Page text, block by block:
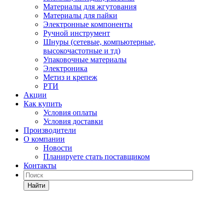
Материалы для жгутования
Материалы для пайки
Электронные компоненты
Ручной инструмент
Шнуры (сетевые, компьютерные,
высокочастотные и тд)
Упаковочные материалы
Электроника
Метиз и крепеж
РТИ
Акции
Как купить
Условия оплаты
Условия доставки
Производители
О компании
Новости
Планируете стать поставщиком
Контакты
Найти